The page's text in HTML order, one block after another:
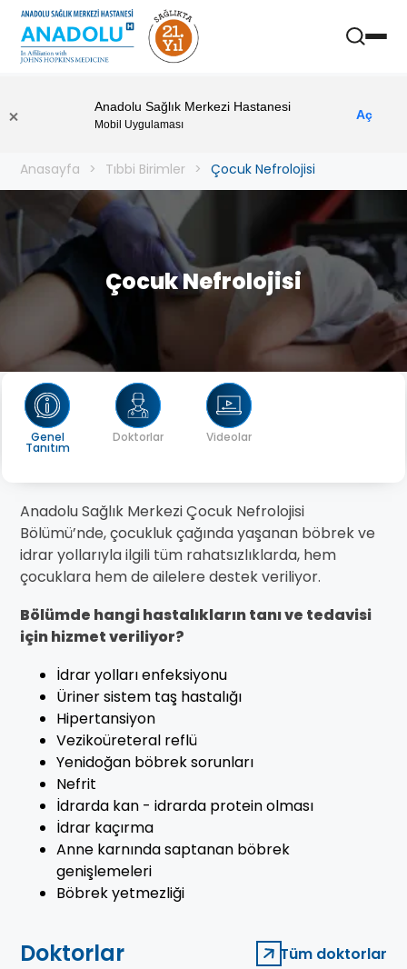
Anadolu Sağlık Merkezi Hastanesi
Mobil Uygulaması
Aç
Anasayfa Tıbbi Birimler Çocuk Nefrolojisi
Çocuk Nefrolojisi
Genel
Tanıtım
Doktorlar Videolar
Anadolu Sağlık Merkezi Çocuk Nefrolojisi
Bölümü’nde, çocukluk çağında yaşanan böbrek ve
idrar yollarıyla ilgili tüm rahatsızlıklarda, hem
çocuklara hem de ailelere destek veriliyor.
Bölümde hangi hastalıkların tanı ve tedavisi
için hizmet veriliyor?
İdrar yolları enfeksiyonu
Üriner sistem taş hastalığı
Hipertansiyon
Vezikoüreteral reflü
Yenidoğan böbrek sorunları
Nefrit
İdrarda kan - idrarda protein olması
İdrar kaçırma
Anne karnında saptanan böbrek
genişlemeleri
Böbrek yetmezliği
Doktorlar Tüm doktorlar